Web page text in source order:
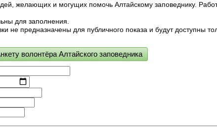
желающих и могущих помочь Алтайскому заповеднику.
для заполнения.
не предназначены для публичного показа и будут доступны
волонтёра Алтайского заповедника